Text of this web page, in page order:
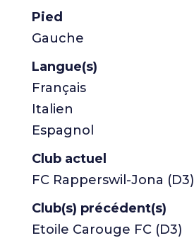
Pied
Gauche
Langue(s)
Français
Italien
Espagnol
Club actuel
FC Rapperswil-Jona (D3)
Club(s) précédent(s)
Etoile Carouge FC (D3)